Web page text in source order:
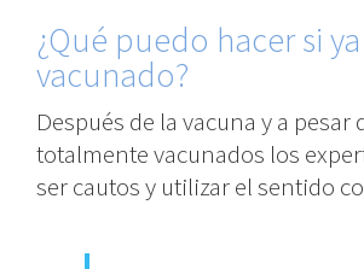
¿Qué puedo hacer si
vacunado?
Después de la vacuna y a pesar
totalmente vacunados los
ser cautos y utilizar el sentido